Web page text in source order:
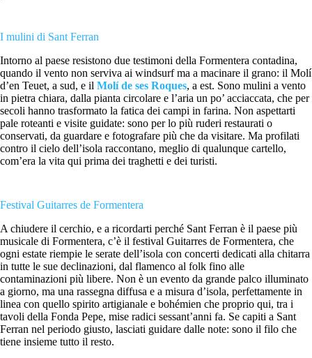
I mulini di Sant Ferran
Intorno al paese resistono due testimoni della Formentera contadina,
quando il vento non serviva ai windsurf ma a macinare il grano: il Molí
d’en Teuet, a sud, e il Molí de ses Roques, a est. Sono mulini a vento
in pietra chiara, dalla pianta circolare e l’aria un po’ acciaccata, che per
secoli hanno trasformato la fatica dei campi in farina. Non aspettarti
pale roteanti e visite guidate: sono per lo più ruderi restaurati o
conservati, da guardare e fotografare più che da visitare. Ma profilati
contro il cielo dell’isola raccontano, meglio di qualunque cartello,
com’era la vita qui prima dei traghetti e dei turisti.
Festival Guitarres de Formentera
A chiudere il cerchio, e a ricordarti perché Sant Ferran è il paese più
musicale di Formentera, c’è il festival Guitarres de Formentera, che
ogni estate riempie le serate dell’isola con concerti dedicati alla chitarra
in tutte le sue declinazioni, dal flamenco al folk fino alle
contaminazioni più libere. Non è un evento da grande palco illuminato
a giorno, ma una rassegna diffusa e a misura d’isola, perfettamente in
linea con quello spirito artigianale e bohémien che proprio qui, tra i
tavoli della Fonda Pepe, mise radici sessant’anni fa. Se capiti a Sant
Ferran nel periodo giusto, lasciati guidare dalle note: sono il filo che
tiene insieme tutto il resto.